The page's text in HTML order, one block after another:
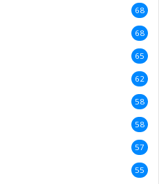
68
68
65
62
58
58
57
55